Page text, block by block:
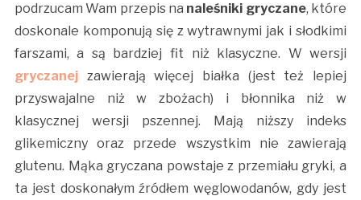
podrzucam Wam przepis na naleśniki gryczane, które
doskonale komponują się z wytrawnymi jak i słodkimi
farszami, a są bardziej fit niż klasyczne. W wersji
gryczanejzawierają więcej białka (jest też lepiej
przyswajalne niż w zbożach) i błonnika niż w
klasycznej wersji pszennej. Mają niższy indeks
glikemiczny oraz przede wszystkim nie zawierają
glutenu. Mąka gryczana powstaje z przemiału gryki, a
ta jest doskonałym źródłem węglowodanów, gdy jest